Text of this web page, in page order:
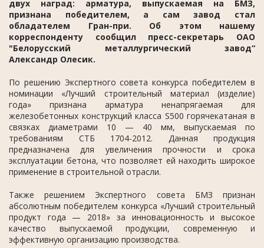
двух наград: арматура, выпускаемая на БМЗ,
признана победителем, а сам завод стал
обладателем Гран-при. Об этом нашему
корреспонденту сообщил пресс-секретарь ОАО
"Белорусский металлургический завод“
Александр Олесик.
По решению Экспертного совета конкурса победителем в
номинации «Лучший строительный материал (изделие)
года» признана арматура ненапрягаемая для
железобетонных конструкций класса S500 горячекатаная в
связках диаметрами 10 — 40 мм, выпускаемая по
требованиям СТБ 1704-2012. Данная продукция
предназначена для увеличения прочности и срока
эксплуатации бетона, что позволяет ей находить широкое
применение в строительной отрасли.
Также решением Экспертного совета БМЗ признан
абсолютным победителем конкурса «Лучший строительный
продукт года — 2018» за инновационность и высокое
качество выпускаемой продукции, современную и
эффективную организацию производства.